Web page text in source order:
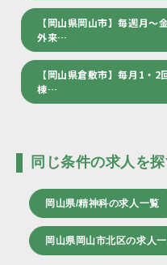
【岡山県岡山市】毎週
外来…
【岡山県倉敷市】毎月1
棟…
同じ条件の求人を
岡山県/精神科の求人一覧
岡山県岡山市北区の求人